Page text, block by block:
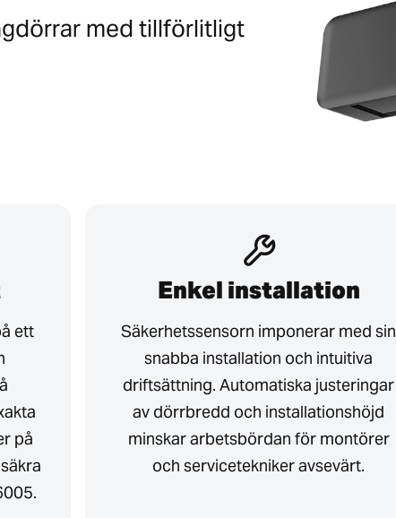
med tillförlitligt
ett
på
Enkel installation
Säkerhetssensorn imponerar med sin
snabba installation och intuitiva
driftsättning. Automatiska justeringar
av dörrbredd och installationshöjd
minskar arbetsbördan för montörer
och servicetekniker avsevärt.